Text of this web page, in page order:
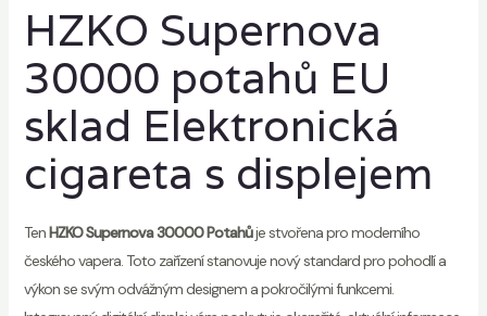
HZKO Supernova
30000 potahů EU
sklad Elektronická
cigareta s displejem
TenHZKO Supernova 30000 Potahůje stvořena pro moderního
českého vapera. Toto zařízení stanovuje nový standard pro pohodlí a
výkon se svým odvážným designem a pokročilými funkcemi.